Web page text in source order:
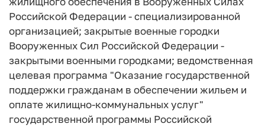
Российской Федерации - специализированной
организацией; закрытые военные городки
Вооруженных Сил Российской Федерации -
закрытыми военными городками; ведомственная
целевая программа "Оказание государственной
поддержки гражданам в обеспечении жильем и
оплате жилищно-коммунальных услуг"
государственной программы Российской